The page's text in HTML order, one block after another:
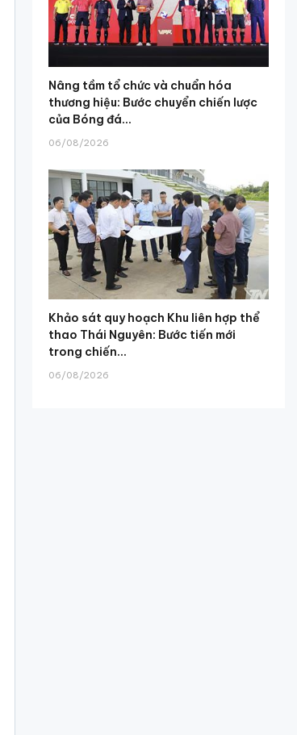
Nâng tầm tổ chức và chuẩn hóa
thương hiệu: Bước chuyển chiến lược
của Bóng đá...
06/08/2026
Khảo sát quy hoạch Khu liên hợp thể
thao Thái Nguyên: Bước tiến mới
trong chiến...
06/08/2026